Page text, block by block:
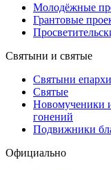
Молодёжные
Грантовые
Святыни и святые
Святыни
Святые
Новомученики
гонений
Подвижники
Официально